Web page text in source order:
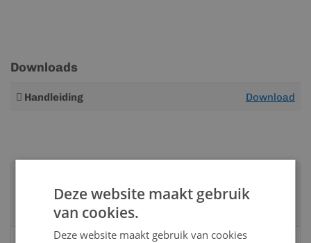
Downloads
Meer
Handleiding Download
Neem contact op met een van onze
specialisten
Deze website maakt gebruik
van cookies.
Deze website maakt gebruik van cookies